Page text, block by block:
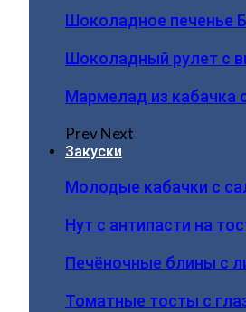
Шоколадное печенье
Шоколадный рулет с
Мармелад из кабачка
PrevNext
Закуски
Молодые кабачки с
Нут с антипасти на
Печёночные блины с
Томатные тосты с